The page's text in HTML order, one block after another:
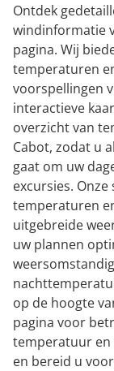
Ontdek
windinformatie
pagina. Wij
temperaturen
voorspellingen
interactieve
overzicht van
Cabot, zodat u
gaat om uw
excursies.
temperaturen
uitgebreide
uw plannen
op de hoogte
pagina voor
temperatuur en
en bereid u